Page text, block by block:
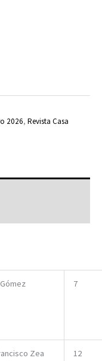
2026, Revista Casa
7
Zea
12